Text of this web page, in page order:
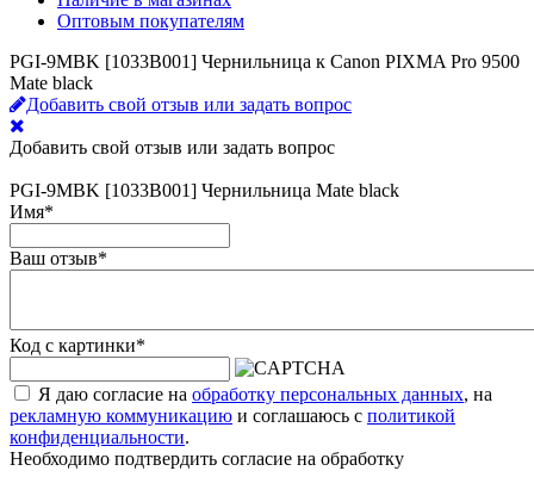
Оптовым покупателям
PGI-9MBK [1033B001] Чернильница к Canon PIXMA Pro 9500
Mate black
Добавить свой отзыв или задать вопрос
Добавить свой отзыв или задать вопрос
PGI-9MBK [1033B001] Чернильница Mate black
Имя*
Ваш отзыв*
Код с картинки*
Я даю согласие на обработку персональных данных, на
рекламную коммуникацию и соглашаюсь с политикой
конфиденциальности.
Необходимо подтвердить согласие на обработку